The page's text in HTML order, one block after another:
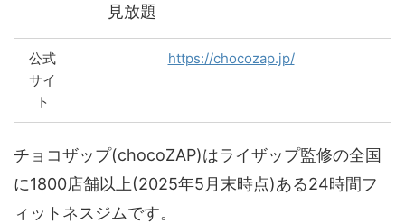
見放題
公式
サイ
ト
https://chocozap.jp/
チョコザップ(chocoZAP)はライザップ監修の全国
に1800店舗以上(2025年5月末時点)ある24時間フ
ィットネスジムです。